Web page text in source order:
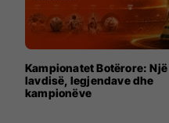
Kampionatet Botërore:
lavdisë, legjendave dhe
kampionëve